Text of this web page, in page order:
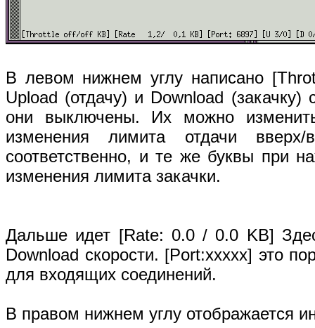
В левом нижнем углу написано
Upload (отдачу) и Download (закачку)
они выключены. Их можно
изменения лимита отдачи
соответственно, и те же буквы при
изменения лимита закачки.
Дальше идет [Rate: 0.0 / 0.0 KB]
Download скорости. [Port:xxxxx] это
для входящих соединений.
В правом нижнем углу отображается